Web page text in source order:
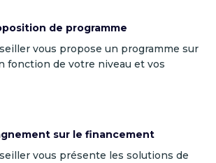
de programme
vous propose un programme sur
fonction de votre niveau et vos
sur le financement
vous présente les solutions de